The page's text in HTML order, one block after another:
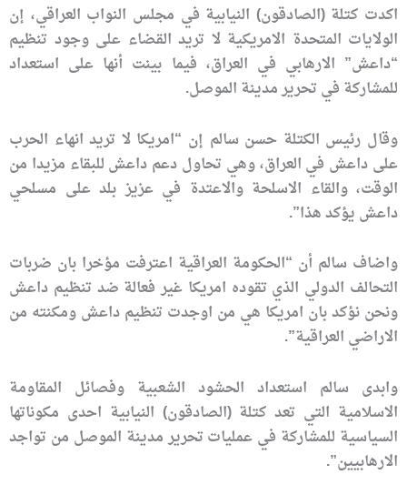
اكدت كتلة (الصادقون) النيابية في مجلس النواب العراقي، إن
الولايات المتحدة الامريكية لا تريد القضاء على وجود تنظيم
“داعش” الارهابي في العراق، فيما بينت أنها على استعداد
للمشاركة في تحرير مدينة الموصل.
وقال رئيس الكتلة حسن سالم إن “امريكا لا تريد انهاء الحرب
على داعش في العراق، وهي تحاول دعم داعش للبقاء مزيدا من
الوقت، والقاء الاسلحة والاعتدة في عزيز بلد على مسلحي
داعش يؤكد هذا”.
واضاف سالم أن “الحكومة العراقية اعترفت مؤخرا بان ضربات
التحالف الدولي الذي تقوده امريكا غير فعالة ضد تنظيم داعش
ونحن نؤكد بان امريكا هي من اوجدت تنظيم داعش ومكنته من
الاراضي العراقية”.
وابدى سالم استعداد الحشود الشعبية وفصائل المقاومة
الاسلامية التي تعد كتلة (الصادقون) النيابية احدى مكوناتها
السياسية للمشاركة في عمليات تحرير مدينة الموصل من تواجد
الارهابيين”.